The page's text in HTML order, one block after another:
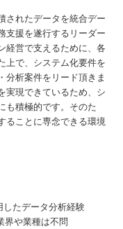
されたデータを統合デー
支援を遂行するリーダー
経営で支えるために、各
上で、システム化要件を
分析案件をリード頂きま
実現できているため、シ
も積極的です。そのた
ることに専念できる環境
たデータ分析経験
や業種は不問